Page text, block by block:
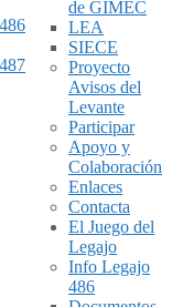
de GIMEC
LEA
SIECE
Proyecto
Avisos del
Levante
Participar
Apoyo y
Colaboración
Enlaces
Contacta
El Juego del
Legajo
Info Legajo
486